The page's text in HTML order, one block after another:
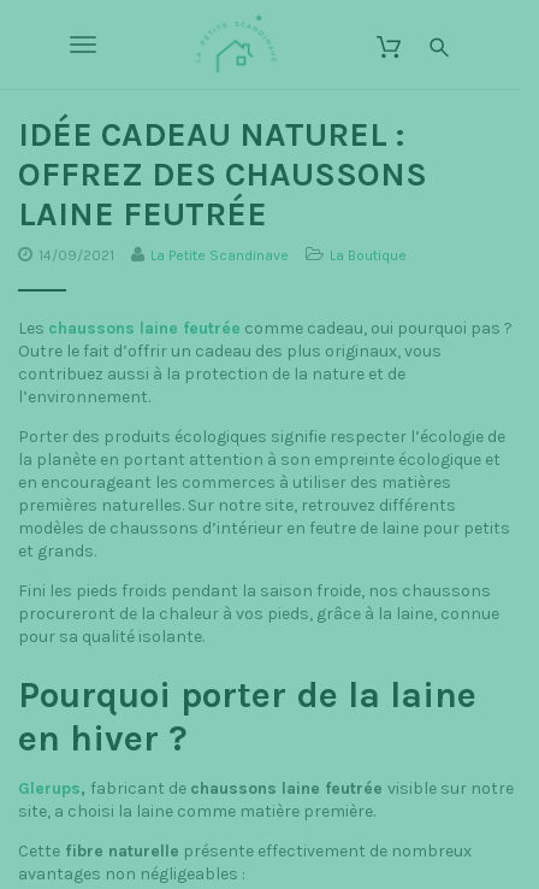
T
g
g
l
e
a
v
i
g
t
o
n
t
i
t
S
n
d
n
a
v
e
IDÉE CADEAU NATUREL :
OFFREZ DES CHAUSSONS
LAINE FEUTRÉE
14/09/2021 La Petite Scandinave La Boutique
Les chaussons laine feutrée comme cadeau, oui pourquoi pas ?
Outre le fait d’offrir un cadeau des plus originaux, vous
contribuez aussi à la protection de la nature et de
l’environnement.
Porter des produits écologiques signifie respecter l’écologie de
la planète en portant attention à son empreinte écologique et
en encourageant les commerces à utiliser des matières
premières naturelles. Sur notre site, retrouvez différents
modèles de chaussons d’intérieur en feutre de laine pour petits
et grands.
Fini les pieds froids pendant la saison froide, nos chaussons
procureront de la chaleur à vos pieds, grâce à la laine, connue
pour sa qualité isolante.
Pourquoi porter de la laine
en hiver ?
Glerups, fabricant de chaussons laine feutrée visible sur notre
site, a choisi la laine comme matière première.
Cette fibre naturelle présente effectivement de nombreux
avantages non négligeables :